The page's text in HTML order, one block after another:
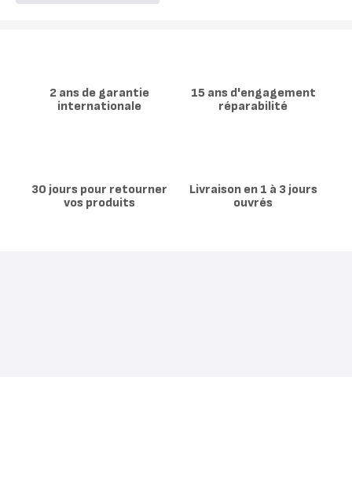
2 ans de garantie
internationale
15 ans d'engagement
réparabilité
30 jours pour retourner
vos produits
Livraison en 1 à 3 jours
ouvrés